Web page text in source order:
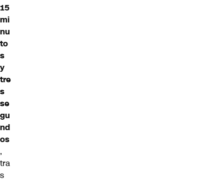
15
mi
nu
to
s
y
tre
s
se
gu
nd
os
,
tra
s